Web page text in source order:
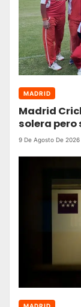
MADRID
Madrid
solera pero
alicantina
9 De Agosto De 2026